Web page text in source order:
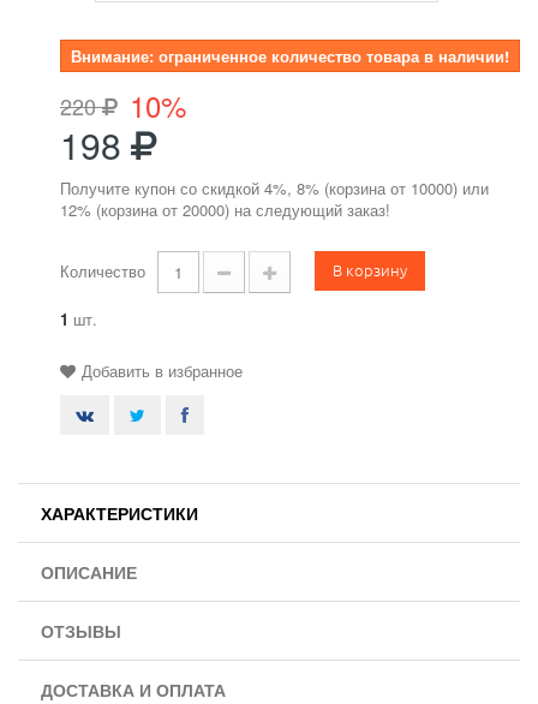
Внимание: ограниченное количество товара в наличии!
220 10%
198
Получите купон со скидкой 4%, 8% (корзина от 10000) или
12% (корзина от 20000) на следующий заказ!
Количество В корзину
1 шт.
Добавить в избранное
ХАРАКТЕРИСТИКИ
ОПИСАНИЕ
ОТЗЫВЫ
ДОСТАВКА И ОПЛАТА